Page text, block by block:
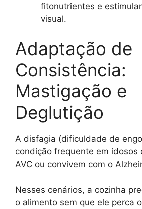
fitonutrientes e
visual.
Adaptação de
Consistência:
Mastigação e
Deglutição
A disfagia (dificuldade de
condição frequente em idosos
AVC ou convivem com o
Nesses cenários, a cozinha
o alimento sem que ele perca